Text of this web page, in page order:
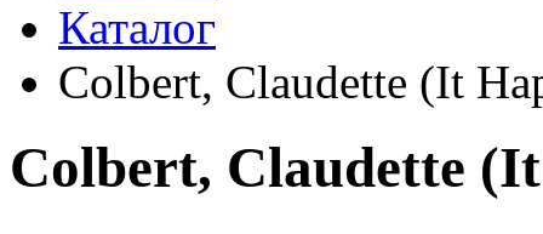
Каталог
Colbert, Claudette (It
Colbert, Claudette